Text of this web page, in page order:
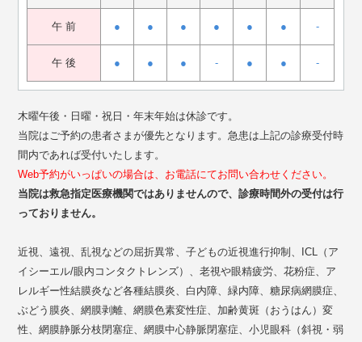
午 前 ● ● ● ● ● ● -
午 後 ● ● ● - ● ● -
木曜午後・日曜・祝日・年末年始は休診です。
当院はご予約の患者さまが優先となります。急患は上記の診療受付時
間内であれば受付いたします。
Web予約がいっぱいの場合は、お電話にてお問い合わせください。
当院は救急指定医療機関ではありませんので、診療時間外の受付は行
っておりません。
近視、遠視、乱視などの屈折異常、子どもの近視進行抑制、ICL（ア
イシーエル/眼内コンタクトレンズ）、老視や眼精疲労、花粉症、ア
レルギー性結膜炎など各種結膜炎、白内障、緑内障、糖尿病網膜症、
ぶどう膜炎、網膜剥離、網膜色素変性症、加齢黄斑（おうはん）変
性、網膜静脈分枝閉塞症、網膜中心静脈閉塞症、小児眼科（斜視・弱